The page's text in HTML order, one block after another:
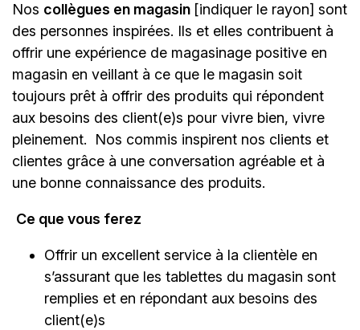
Nos collègues en magasin [indiquer le rayon] sont
des personnes inspirées. Ils et elles contribuent à
offrir une expérience de magasinage positive en
magasin en veillant à ce que le magasin soit
toujours prêt à offrir des produits qui répondent
aux besoins des client(e)s pour vivre bien, vivre
pleinement. Nos commis inspirent nos clients et
clientes grâce à une conversation agréable et à
une bonne connaissance des produits.
Ce que vous ferez
Offrir un excellent service à la clientèle en
s’assurant que les tablettes du magasin sont
remplies et en répondant aux besoins des
client(e)s